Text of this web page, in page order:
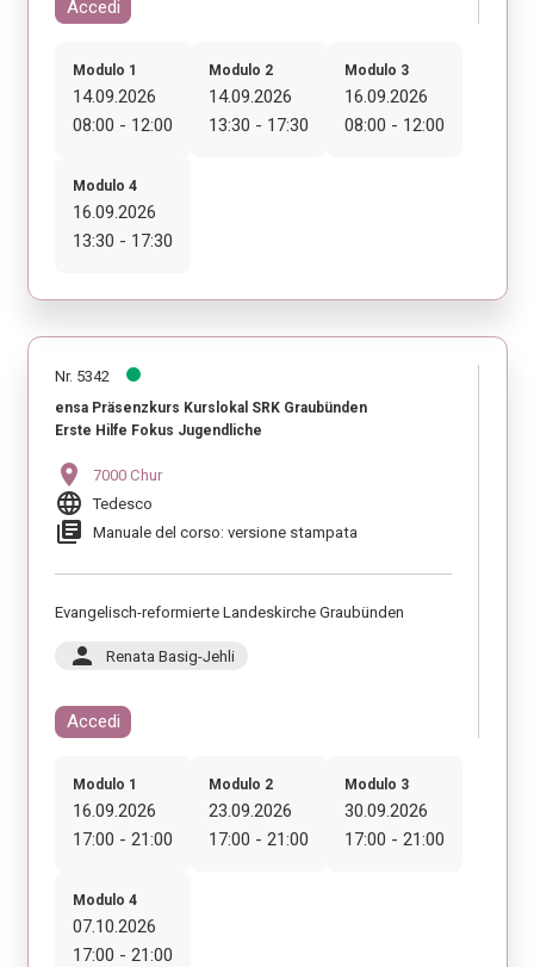
Accedi
Modulo 1
14.09.2026
08:00 - 12:00
Modulo 2
14.09.2026
13:30 - 17:30
Modulo 3
16.09.2026
08:00 - 12:00
Modulo 4
16.09.2026
13:30 - 17:30
Nr. 5342
ensa Präsenzkurs Kurslokal SRK Graubünden
Erste Hilfe Fokus Jugendliche
location_on 7000 Chur
language Tedesco
library_books Manuale del corso: versione stampata
Evangelisch-reformierte Landeskirche Graubünden
person Renata Basig-Jehli
Accedi
Modulo 1
16.09.2026
17:00 - 21:00
Modulo 2
23.09.2026
17:00 - 21:00
Modulo 3
30.09.2026
17:00 - 21:00
Modulo 4
07.10.2026
17:00 - 21:00